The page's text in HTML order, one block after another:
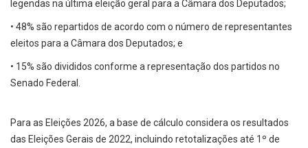
legendas na última eleição geral para a Câmara dos Deputados;
• 48% são repartidos de acordo com o número de representantes
eleitos para a Câmara dos Deputados; e
• 15% são divididos conforme a representação dos partidos no
Senado Federal.
Para as Eleições 2026, a base de cálculo considera os resultados
das Eleições Gerais de 2022, incluindo retotalizações até 1º de